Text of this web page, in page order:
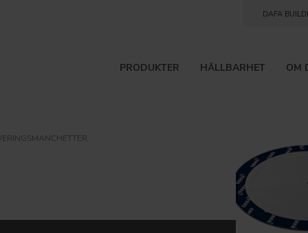
DAFA
PRODUKTER HÅLLBARHET OM